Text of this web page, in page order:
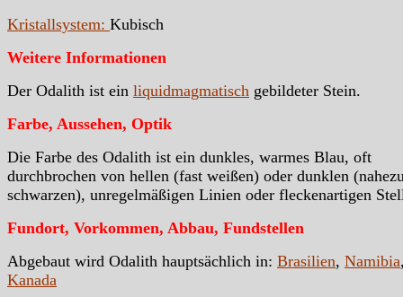
Kristallsystem: Kubisch
Weitere Informationen
Der Odalith ist ein liquidmagmatisch gebildeter Stein.
Farbe, Aussehen, Optik
Die Farbe des Odalith ist ein dunkles, warmes Blau, oft
durchbrochen von hellen (fast weißen) oder dunklen
schwarzen), unregelmäßigen Linien oder fleckenartigen
Fundort, Vorkommen, Abbau, Fundstellen
Abgebaut wird Odalith hauptsächlich in: Brasilien, Namibia
Kanada